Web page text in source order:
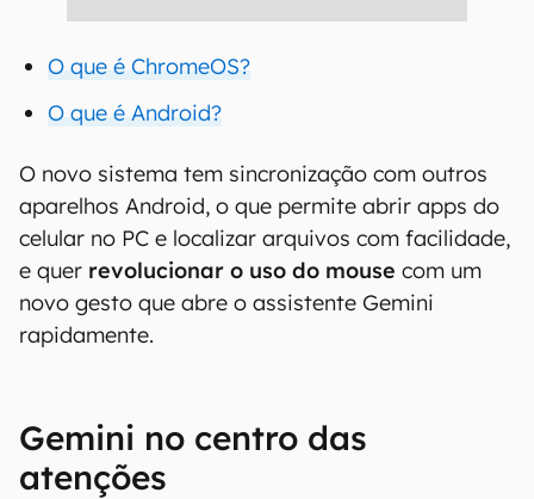
O que é ChromeOS?
O que é Android?
O novo sistema tem sincronização com outros
aparelhos Android, o que permite abrir apps do
celular no PC e localizar arquivos com facilidade,
e quer revolucionar o uso do mouse com um
novo gesto que abre o assistente Gemini
rapidamente.
Gemini no centro das
atenções